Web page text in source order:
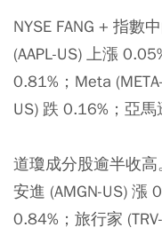
NYSE FANG + 指數
(AAPL-US) 上漲
0.81%；Meta
US) 跌 0.16%；亞馬
道瓊成分股逾半收高
安進 (AMGN-US) 漲
0.84%；旅行家